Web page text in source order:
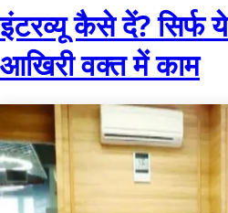
इंटरव्यू कैसे दें? सिर्फ
आखिरी वक्त में काम